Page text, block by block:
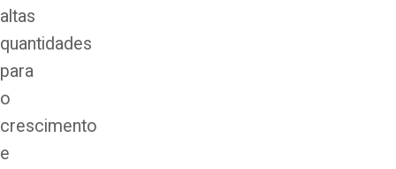
altas
quantidades
para
o
crescimento
e